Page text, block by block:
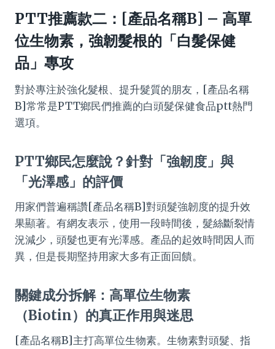
PTT推薦款二：[產品名稱B] – 高單
位生物素，強韌髮根的「白髮保健
品」專攻
對於專注於強化髮根、提升髮質的朋友，[產品名稱
B]常常是PTT鄉民們推薦的白頭髮保健食品ptt熱門
選項。
PTT鄉民怎麼說？針對「強韌度」與
「光澤感」的評價
用家們普遍稱讚[產品名稱B]對頭髮強韌度的提升效
果顯著。有網友表示，使用一段時間後，髮絲斷裂情
況減少，頭髮也更有光澤感。產品的起效時間因人而
異，但是長期堅持用家大多有正面回饋。
關鍵成分拆解：高單位生物素
（Biotin）的真正作用與迷思
[產品名稱B]主打高單位生物素。生物素對頭髮、指